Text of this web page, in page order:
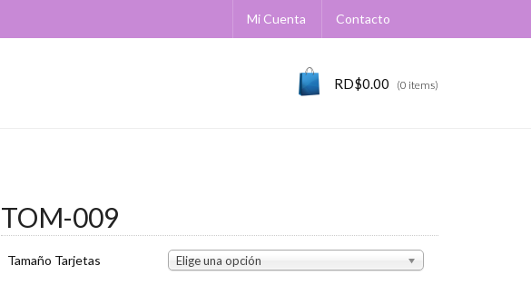
Mi Cuenta Contacto
RD$0.00 (0 items)
TOM-009
Tamaño Tarjetas Elige una opción